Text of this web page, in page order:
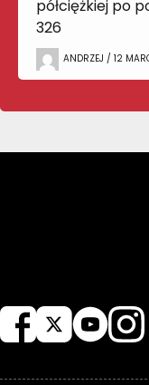
półciężkiej po
326
ANDRZEJ / 12